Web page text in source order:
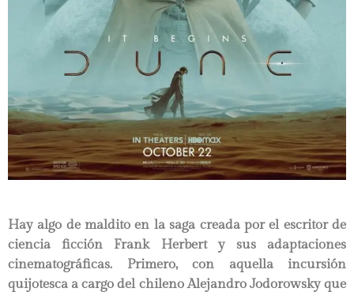
Hay algo de maldito en la saga creada por el escritor de
ciencia ficción Frank Herbert y sus adaptaciones
cinematográficas. Primero, con aquella incursión
quijotesca a cargo del chileno Alejandro Jodorowsky que